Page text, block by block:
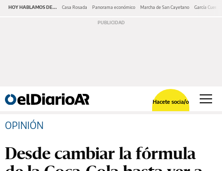
HOY HABLAMOS DE... Casa Rosada Panorama económico Marcha de San Cayetano García Cuerva
Hacete socia/o
OPINIÓN
Desde cambiar la fórmula